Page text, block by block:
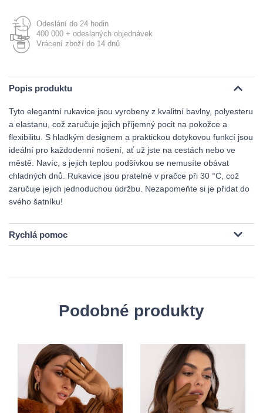
Odeslání do 24 hodin
400 000 + odeslaných objednávek
Vrácení zboží do 14 dnů
Popis produktu
Tyto elegantní rukavice jsou vyrobeny z kvalitní bavlny, polyesteru
a elastanu, což zaručuje jejich příjemný pocit na pokožce a
flexibilitu. S hladkým designem a praktickou dotykovou funkcí jsou
ideální pro každodenní nošení, ať už jste na cestách nebo ve
městě. Navíc, s jejich teplou podšívkou se nemusíte obávat
chladných dnů. Rukavice jsou pratelné v pračce při 30 °C, což
zaručuje jejich jednoduchou údržbu. Nezapomeňte si je přidat do
svého šatníku!
Rychlá pomoc
Podobné produkty